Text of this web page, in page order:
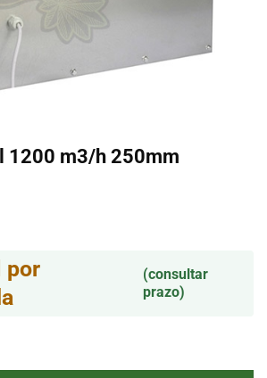
1200 m3/h 250mm
por
(consultar
prazo)
Metal 1200 m3/h 250mm